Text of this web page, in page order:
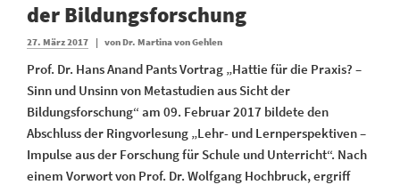
der Bildungsforschung
Veröffentlicht
27. März 2017 | vonDr. Martina von Gehlen
Prof. Dr. Hans Anand Pants Vortrag „Hattie für die Praxis? –
Sinn und Unsinn von Metastudien aus Sicht der
Bildungsforschung“ am 09. Februar 2017 bildete den
Abschluss der Ringvorlesung „Lehr- und Lernperspektiven –
Impulse aus der Forschung für Schule und Unterricht“. Nach
einem Vorwort von Prof. Dr. Wolfgang Hochbruck, ergriff